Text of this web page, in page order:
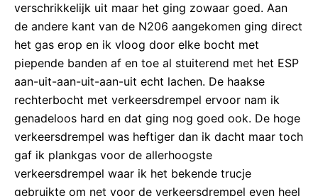
verschrikkelijk uit maar het ging zowaar goed. Aan
de andere kant van de N206 aangekomen ging direct
het gas erop en ik vloog door elke bocht met
piepende banden af en toe al stuiterend met het ESP
aan-uit-aan-uit-aan-uit echt lachen. De haakse
rechterbocht met verkeersdrempel ervoor nam ik
genadeloos hard en dat ging nog goed ook. De hoge
verkeersdrempel was heftiger dan ik dacht maar toch
gaf ik plankgas voor de allerhoogste
verkeersdrempel waar ik het bekende trucje
gebruikte om net voor de verkeersdrempel even heel